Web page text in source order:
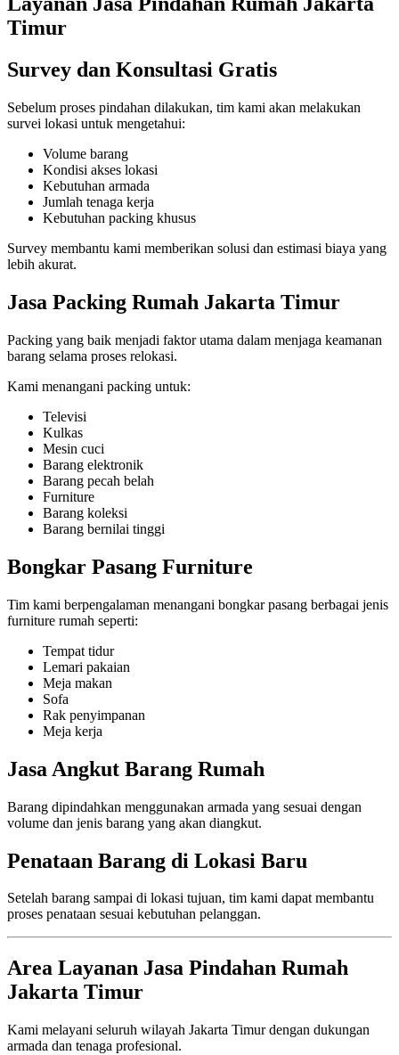
Timur
Survey dan Konsultasi Gratis
Sebelum proses pindahan dilakukan, tim kami akan melakukan
survei lokasi untuk mengetahui:
Volume barang
Kondisi akses lokasi
Kebutuhan armada
Jumlah tenaga kerja
Kebutuhan packing khusus
Survey membantu kami memberikan solusi dan estimasi biaya yang
lebih akurat.
Jasa Packing Rumah Jakarta Timur
Packing yang baik menjadi faktor utama dalam menjaga keamanan
barang selama proses relokasi.
Kami menangani packing untuk:
Televisi
Kulkas
Mesin cuci
Barang elektronik
Barang pecah belah
Furniture
Barang koleksi
Barang bernilai tinggi
Bongkar Pasang Furniture
Tim kami berpengalaman menangani bongkar pasang berbagai jenis
furniture rumah seperti:
Tempat tidur
Lemari pakaian
Meja makan
Sofa
Rak penyimpanan
Meja kerja
Jasa Angkut Barang Rumah
Barang dipindahkan menggunakan armada yang sesuai dengan
volume dan jenis barang yang akan diangkut.
Penataan Barang di Lokasi Baru
Setelah barang sampai di lokasi tujuan, tim kami dapat membantu
proses penataan sesuai kebutuhan pelanggan.
Area Layanan Jasa Pindahan Rumah
Jakarta Timur
Kami melayani seluruh wilayah Jakarta Timur dengan dukungan
armada dan tenaga profesional.